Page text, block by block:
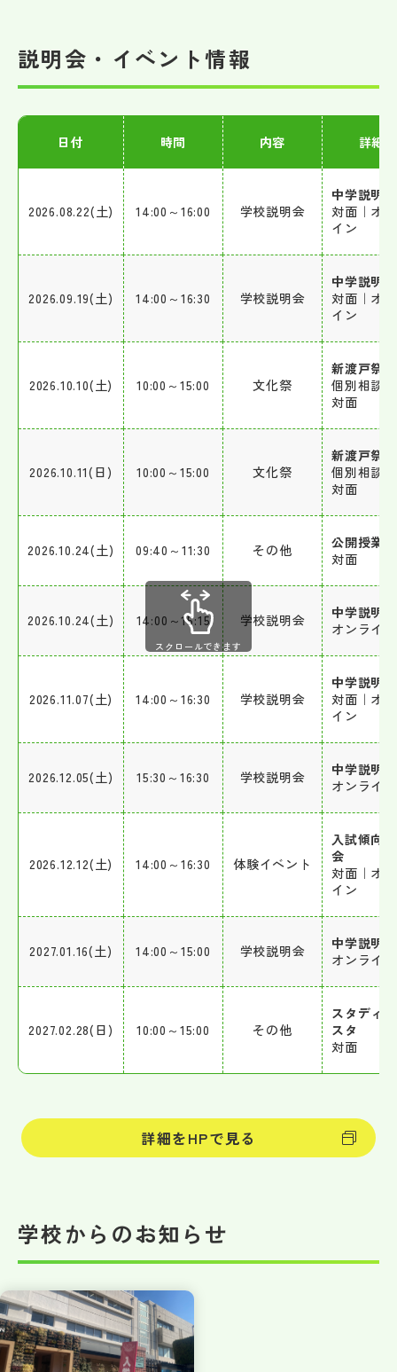
説明会・イベント情報
日付 時間 内容 詳細
2026.08.22(土) 14:00～16:00 学校説明会
中学説明
対面｜オ
イン
2026.09.19(土) 14:00～16:30 学校説明会
中学説明
対面｜オ
イン
2026.10.10(土) 10:00～15:00 文化祭
新渡戸祭①
個別相談
対面
2026.10.11(日) 10:00～15:00 文化祭
新渡戸祭②
個別相談
対面
2026.10.24(土) 09:40～11:30 その他
公開授業
対面
2026.10.24(土) 14:00～15:15 学校説明会
中学説明
オンライン
2026.11.07(土) 14:00～16:30 学校説明会
中学説明
対面｜オ
イン
2026.12.05(土) 15:30～16:30 学校説明会
中学説明
オンライン
2026.12.12(土) 14:00～16:30 体験イベント
入試傾向
会
対面｜オ
イン
2027.01.16(土) 14:00～15:00 学校説明会
中学説明
オンライン
2027.02.28(日) 10:00～15:00 その他
スタディ
スタ
対面
スクロールできます
詳細をHPで見る
学校からのお知らせ